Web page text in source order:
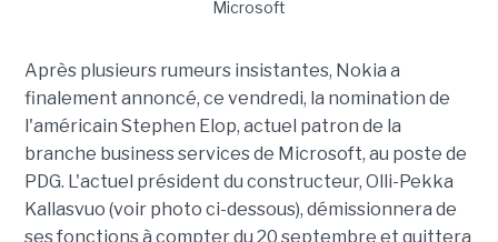
Après plusieurs rumeurs insistantes, Nokia a
finalement annoncé, ce vendredi, la nomination de
l'américain Stephen Elop, actuel patron de la
branche business services de Microsoft, au poste de
PDG. L'actuel président du constructeur, Olli-Pekka
Kallasvuo (voir photo ci-dessous), démissionnera de
ses fonctions à compter du 20 septembre et quittera